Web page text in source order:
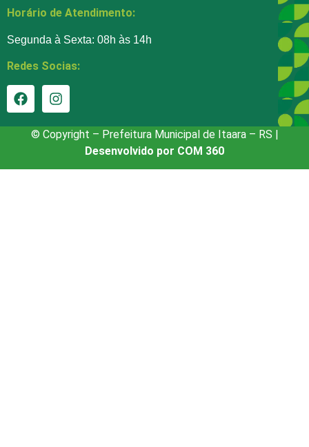
Horário de Atendimento:
Segunda à Sexta: 08h às 14h
Redes Socias:
© Copyright – Prefeitura Municipal de Itaara – RS |
Desenvolvido por COM 360